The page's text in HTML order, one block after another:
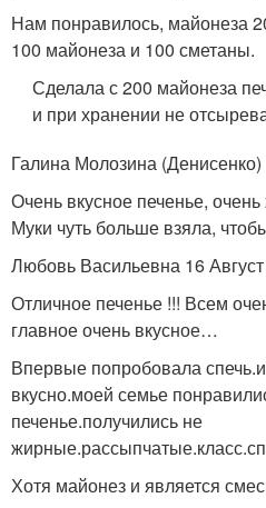
Нам понравилось, майонеза
100 майонеза и 100 сметаны.
Сделала с 200 майонеза
и при хранении не
Галина Молозина
Очень вкусное печенье,
Муки чуть больше взяла,
Любовь Васильевна 16
Отличное печенье !!! Всем
главное очень вкусное…
Впервые попробовала
вкусно.моей семье
печенье.получились не
Хотя майонез и является